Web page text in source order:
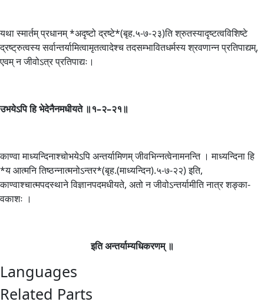
यथा स्मार्तम् प्रधानम् *अदृष्टो द्रष्टे*(बृह.५-७-२३)ति श्रुतस्यादृष्टत्वविशिष्टे
द्रष्ट्रुत्वस्य सर्वान्तर्यामित्वामृतत्वादेश्च तदसम्भावितधर्मस्य श्रवणान्न प्रतिपाद्यम्,
एवम् न जीवोऽत्र प्रतिपाद्यः।
उभयेऽपि हि भेदेनैनमधीयते ॥१–२–२१॥
काण्वा माध्यन्दिनाश्चोभयेऽपि अन्तर्यामिणम् जीवभिन्नत्वेनामनन्ति । माध्यन्दिना हि
*य आत्मनि तिष्ठन्नात्मनोऽन्तर*(बृह.(माध्यन्दिन).५-७-२२) इति,
काण्वाश्चात्मपदस्थाने विज्ञानपदमधीयते, अतो न जीवोऽन्तर्यामीति नात्र शङ्का-
वकाशः ।
इति अन्तर्याम्यधिकरणम् ॥
Languages
Related Parts